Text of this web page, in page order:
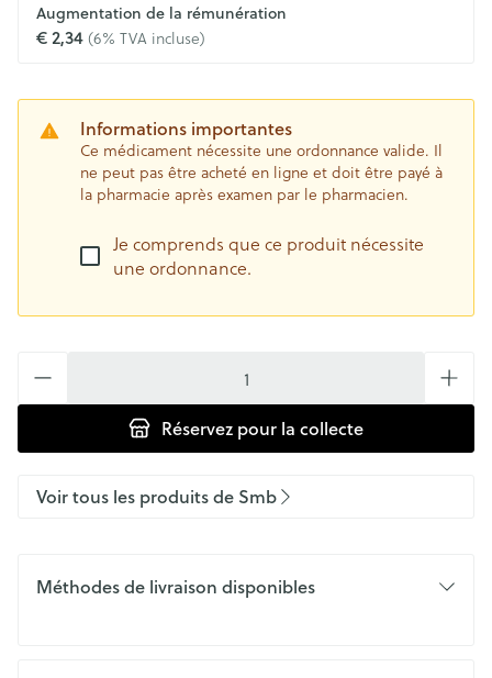
Augmentation de la rémunération
€ 2,34(6% TVA incluse)
Informations importantes
Ce médicament nécessite une ordonnance valide. Il
ne peut pas être acheté en ligne et doit être payé à
la pharmacie après examen par le pharmacien.
Je comprends que ce produit nécessite
une ordonnance.
Réservez pour la collecte
Voir tous les produits de Smb
Méthodes de livraison disponibles